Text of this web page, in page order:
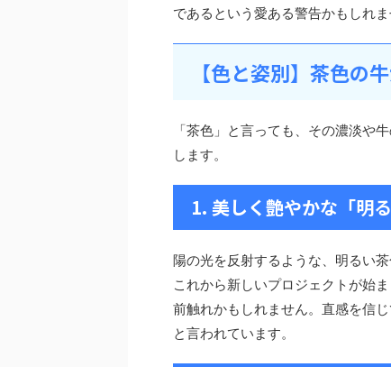
であるという愛ある警告かもしれま
【色と姿別】茶色の
「茶色」と言っても、その濃淡や
します。
1. 美しく艶やかな「明
陽の光を反射するような、明るい茶
これから新しいプロジェクトが始
前触れかもしれません。直感を信
と言われています。